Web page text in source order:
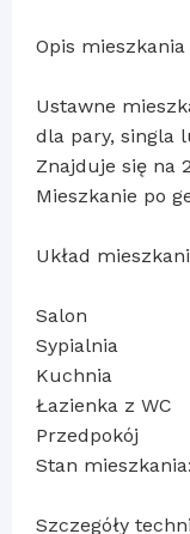
Opis mieszkania
Ustawne
dla pary, singla
Znajduje się na
Mieszkanie po
Układ
Salon
Sypialnia
Kuchnia
Łazienka z WC
Przedpokój
Stan
Szczegóły